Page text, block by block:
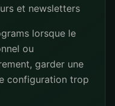
et newsletters
lorsque le
ou
garder une
configuration trop